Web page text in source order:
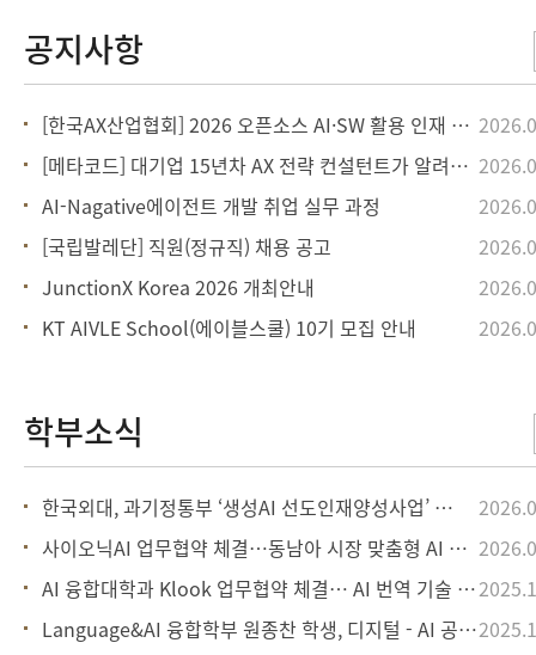
[한국AX산업협회] 2026 오픈소스 AI·SW 활용 인재 양성
[메타코드] 대기업 15년차 AX 전략 컨설턴트가 알려주는 AI
AI-Nagative에이전트 개발 취업 실무 과정
[국립발레단] 직원(정규직) 채용 공고
JunctionX Korea 2026 개최안내
KT AIVLE School(에이블스쿨) 10기 모집 안내
한국외대, 과기정통부 ‘생성AI 선도인재양성사업’ 선정
사이오닉AI 업무협약 체결…동남아 시장 맞춤형 AI 모델 개발 추진
AI 융합대학과 Klook 업무협약 체결… AI 번역 기술 고도화 나선다
Language&AI 융합학부 원종찬 학생, 디지털 - AI 공공외교 사업개발 해